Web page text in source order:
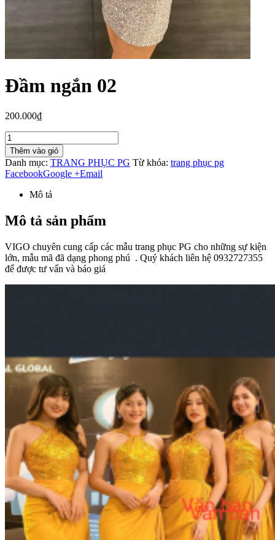
Đầm ngắn 02
200.000₫
Thêm vào giỏ
Danh mục: TRANG PHỤC PG Từ khóa: trang phục pg
FacebookGoogle +Email
Mô tả
Mô tả sản phẩm
VIGO chuyên cung cấp các mẫu trang phục PG cho những sự kiện
lớn, mẫu mã đã dạng phong phú . Quý khách liên hệ 0932727355
để được tư vấn và báo giá